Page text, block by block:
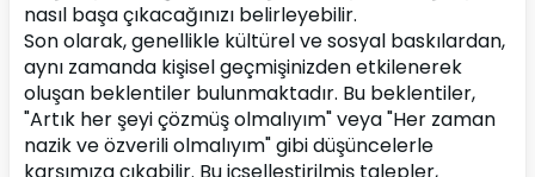
nasıl başa çıkacağınızı belirleyebilir.
Son olarak, genellikle kültürel ve sosyal baskılardan,
aynı zamanda kişisel geçmişinizden etkilenerek
oluşan beklentiler bulunmaktadır. Bu beklentiler,
"Artık her şeyi çözmüş olmalıyım" veya "Her zaman
nazik ve özverili olmalıyım" gibi düşüncelerle